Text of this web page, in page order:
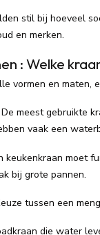
stil bij hoeveel
en merken.
: Welke
vormen en maten,
De meest gebruikte
vaak een
keukenkraan moet
bij grote pannen.
tussen een
die water